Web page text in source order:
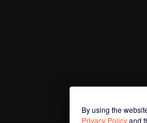
By using the
Privacy Policyand